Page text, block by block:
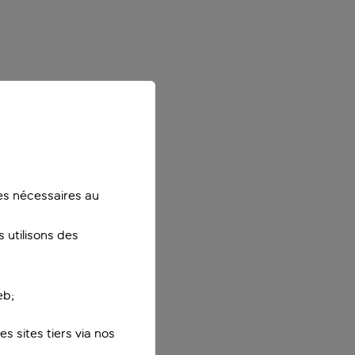
nécessaires au
utilisons des
sites tiers via nos